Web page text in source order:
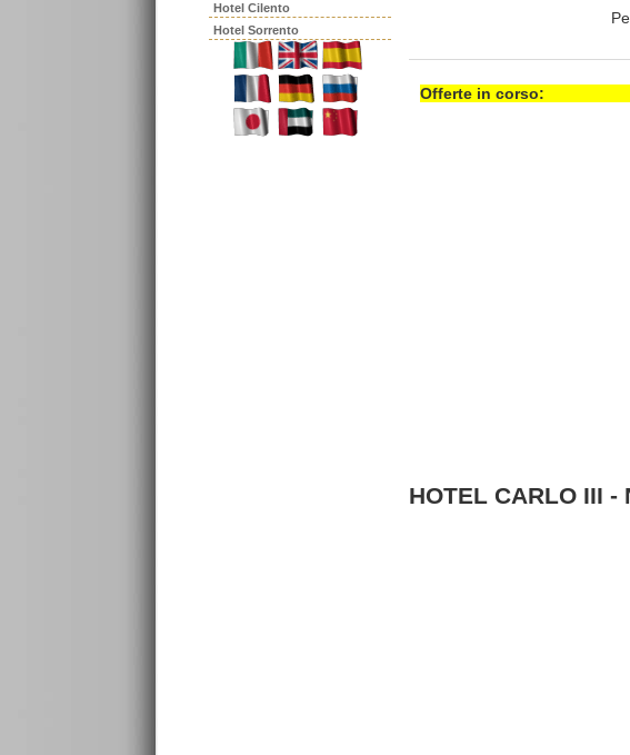
Hotel Cilento
Hotel Sorrento
Offerte in corso:
HOTEL CARLO III -